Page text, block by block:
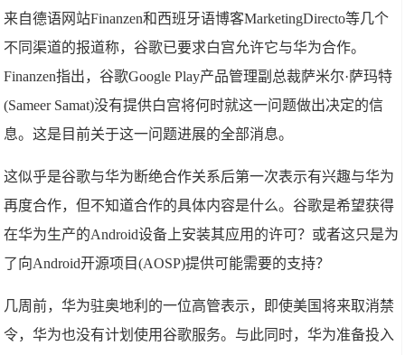
来自德语网站Finanzen和西班牙语博客MarketingDirecto等几个
不同渠道的报道称，谷歌已要求白宫允许它与华为合作。
Finanzen指出，谷歌Google Play产品管理副总裁萨米尔·萨玛特
(Sameer Samat)没有提供白宫将何时就这一问题做出决定的信
息。这是目前关于这一问题进展的全部消息。
这似乎是谷歌与华为断绝合作关系后第一次表示有兴趣与华为
再度合作，但不知道合作的具体内容是什么。谷歌是希望获得
在华为生产的Android设备上安装其应用的许可？或者这只是为
了向Android开源项目(AOSP)提供可能需要的支持？
几周前，华为驻奥地利的一位高管表示，即使美国将来取消禁
令，华为也没有计划使用谷歌服务。与此同时，华为准备投入